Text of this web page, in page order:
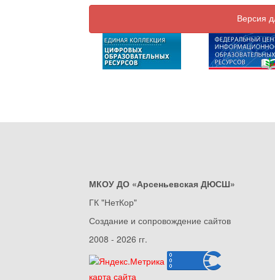
Версия
МКОУ ДО «Арсеньевская ДЮСШ»
ГК "НетКор"
Создание и сопровождение сайтов
2008 - 2026 гг.
карта сайта